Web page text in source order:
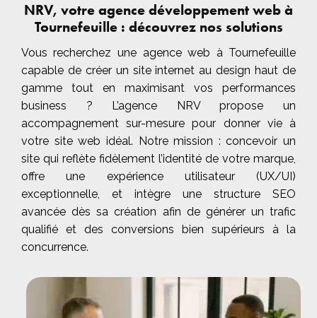
NRV, votre agence développement web à
Tournefeuille : découvrez nos solutions
Vous recherchez une agence web à Tournefeuille
capable de créer un site internet au design haut de
gamme tout en maximisant vos performances
business ? L’agence NRV propose un
accompagnement sur-mesure pour donner vie à
votre site web idéal. Notre mission : concevoir un
site qui reflète fidèlement l’identité de votre marque,
offre une expérience utilisateur (UX/UI)
exceptionnelle, et intègre une structure SEO
avancée dès sa création afin de générer un trafic
qualifié et des conversions bien supérieurs à la
concurrence.